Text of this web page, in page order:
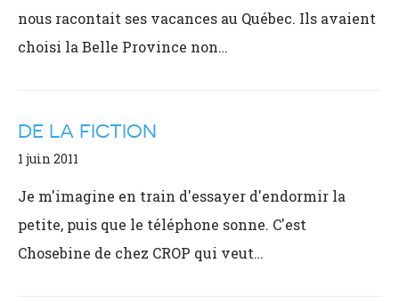
nous racontait ses vacances au Québec. Ils avaient
choisi la Belle Province non…
DE LA FICTION
1 juin 2011
Je m'imagine en train d'essayer d'endormir la
petite, puis que le téléphone sonne. C'est
Chosebine de chez CROP qui veut…